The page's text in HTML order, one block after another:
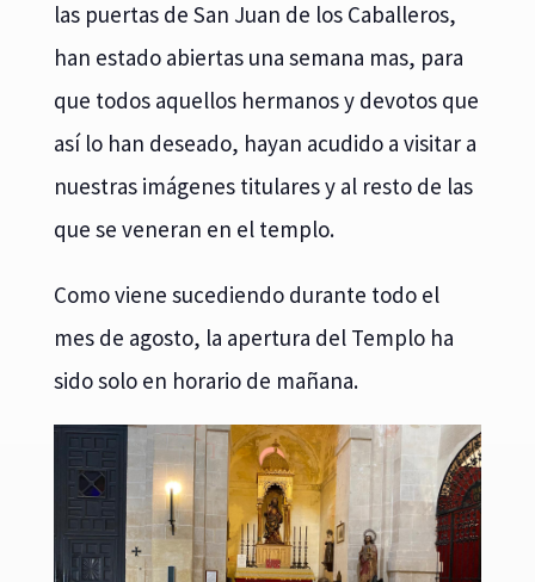
las puertas de San Juan de los Caballeros,
han estado abiertas una semana mas, para
que todos aquellos hermanos y devotos que
así lo han deseado, hayan acudido a visitar a
nuestras imágenes titulares y al resto de las
que se veneran en el templo.
Como viene sucediendo durante todo el
mes de agosto, la apertura del Templo ha
sido solo en horario de mañana.